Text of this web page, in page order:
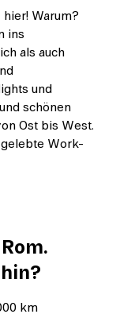
Warum?
ins
als auch
und
schönen
Ost bis West.
Work-
km